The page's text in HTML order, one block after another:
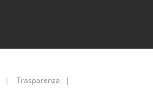
|Trasparenza |